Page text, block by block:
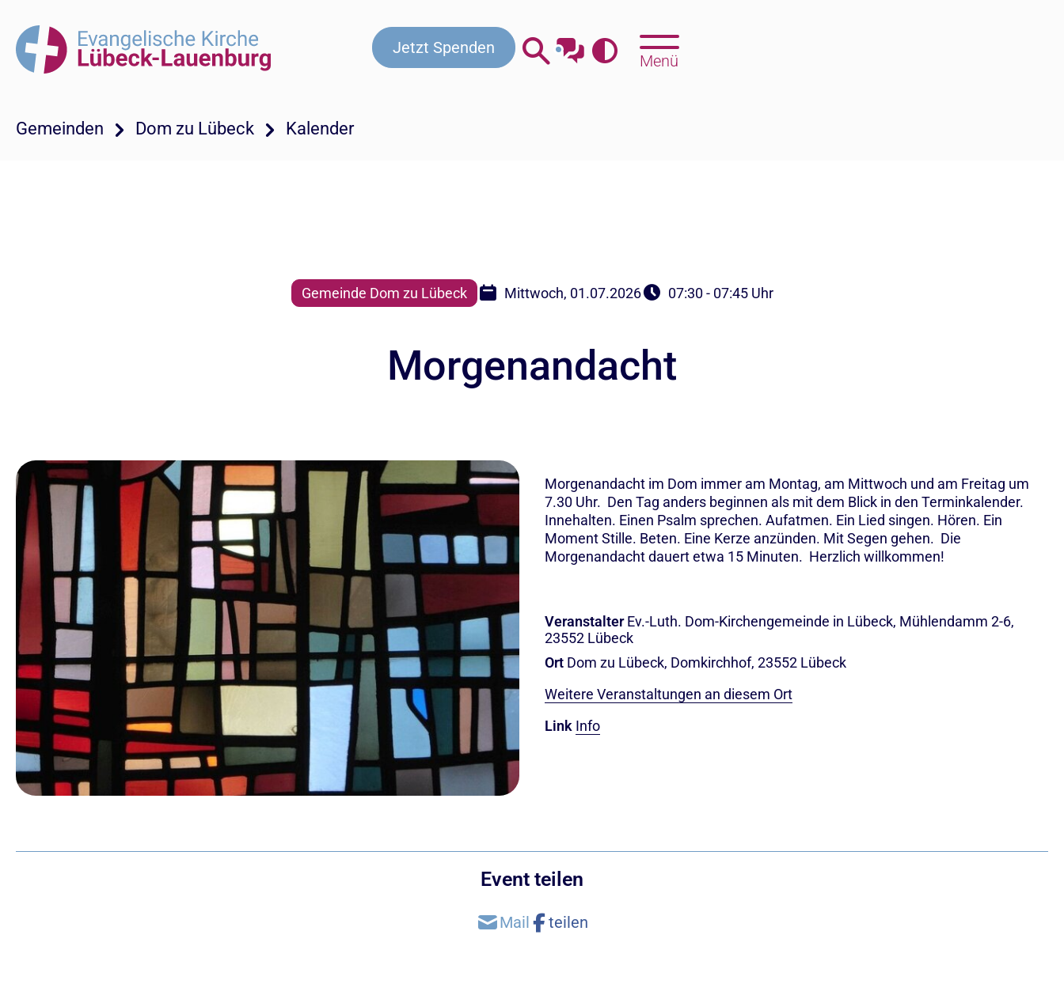
Jetzt Spenden
Menü
Gemeinden Dom zu Lübeck Kalender
Gemeinde Dom zu Lübeck Mittwoch, 01.07.2026 07:30 - 07:45 Uhr
Morgenandacht
Morgenandacht im Dom immer am Montag, am Mittwoch und am Freitag um
7.30 Uhr. Den Tag anders beginnen als mit dem Blick in den Terminkalender.
Innehalten. Einen Psalm sprechen. Aufatmen. Ein Lied singen. Hören. Ein
Moment Stille. Beten. Eine Kerze anzünden. Mit Segen gehen. Die
Morgenandacht dauert etwa 15 Minuten. Herzlich willkommen!
Veranstalter Ev.-Luth. Dom-Kirchengemeinde in Lübeck, Mühlendamm 2-6,
23552 Lübeck
Ort Dom zu Lübeck, Domkirchhof, 23552 Lübeck
Weitere Veranstaltungen an diesem Ort
Link Info
Event teilen